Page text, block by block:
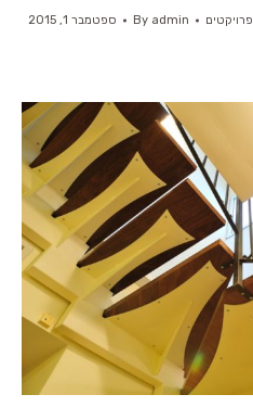
פרויקטים By admin
ספטמבר 1, 2015